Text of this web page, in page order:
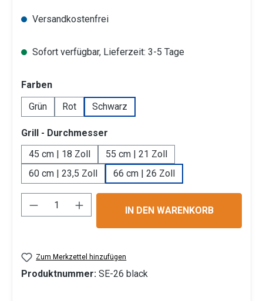
Versandkostenfrei
Sofort verfügbar, Lieferzeit: 3-5 Tage
Farbenauswählen
Grün
Rot Schwarz
Grill - Durchmesser
45 cm | 18 Zoll
55 cm | 21 Zoll
60 cm | 23,5 Zoll
66 cm | 26 Zoll
Produkt Anzahl: Gib den gewünschten
IN DEN WARENKORB
Zum Merkzettel hinzufügen
Produktnummer: SE-26 black